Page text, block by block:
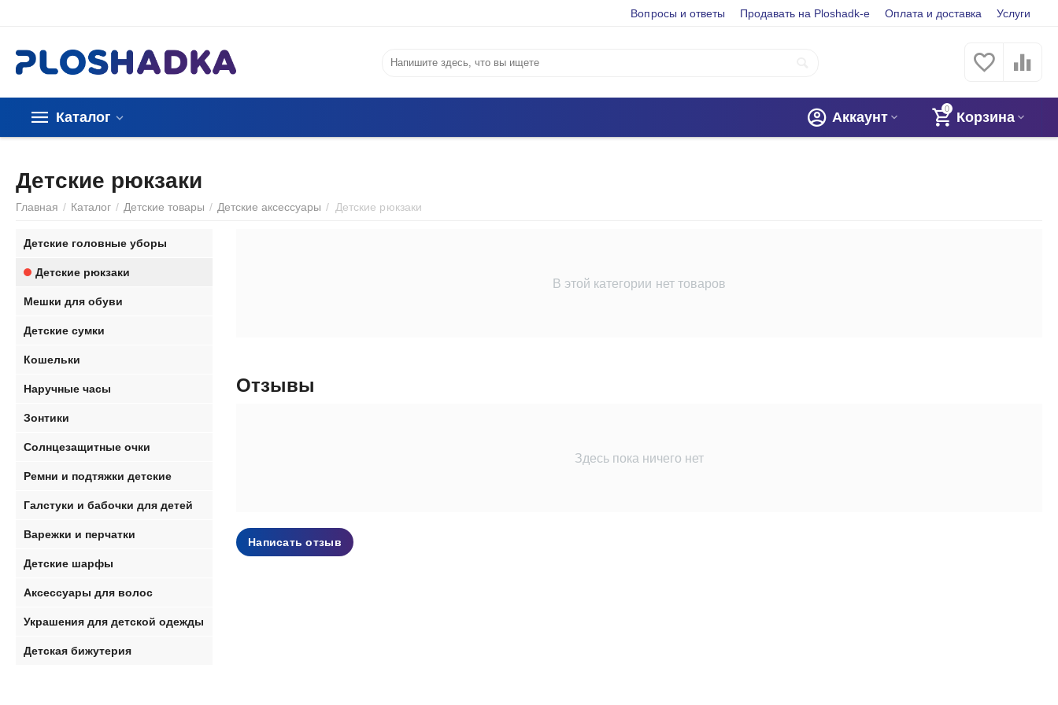
Вопросы и ответы Продавать на Ploshadk-e Оплата и доставка Услуги
Каталог
0
Корзина
Аккаунт
Детские рюкзаки
Главная / Каталог / Детские товары / Детские аксессуары / Детские рюкзаки
В этой категории нет товаров
Отзывы
Здесь пока ничего нет
Написать отзыв
Детские головные уборы
Детские рюкзаки
Мешки для обуви
Детские сумки
Кошельки
Наручные часы
Зонтики
Солнцезащитные очки
Ремни и подтяжки детские
Галстуки и бабочки для детей
Варежки и перчатки
Детские шарфы
Аксессуары для волос
Украшения для детской одежды
Детская бижутерия